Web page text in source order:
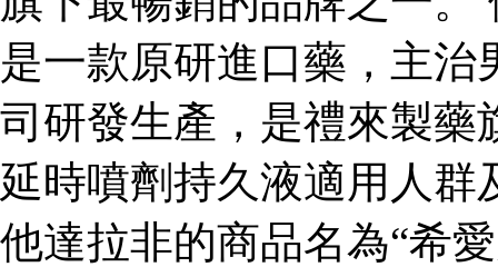
是一款原研進口藥，主
司研發生產，是禮來製藥
延時噴劑持久液適用人
他達拉非的商品名為“希